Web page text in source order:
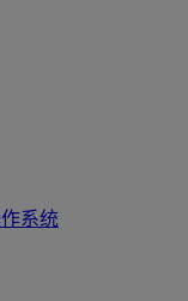
作系统